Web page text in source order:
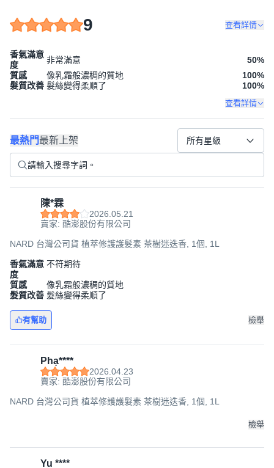
9 查看詳情
香氣滿意
度
非常滿意 50%
質感
像乳霜般濃稠的質地 100%
髮質改善 髮絲變得柔順了 100%
查看詳情
最熱門最新上架 所有星級
陳*霖
2026.05.21
賣家: 酷澎股份有限公司
NARD 台灣公司貨 植萃修護護髮素 茶樹迷迭香, 1個, 1L
香氣滿意
度
不符期待
質感
像乳霜般濃稠的質地
髮質改善 髮絲變得柔順了
有幫助 檢舉
Phạ****
2026.04.23
賣家: 酷澎股份有限公司
NARD 台灣公司貨 植萃修護護髮素 茶樹迷迭香, 1個, 1L
檢舉
Yu ****